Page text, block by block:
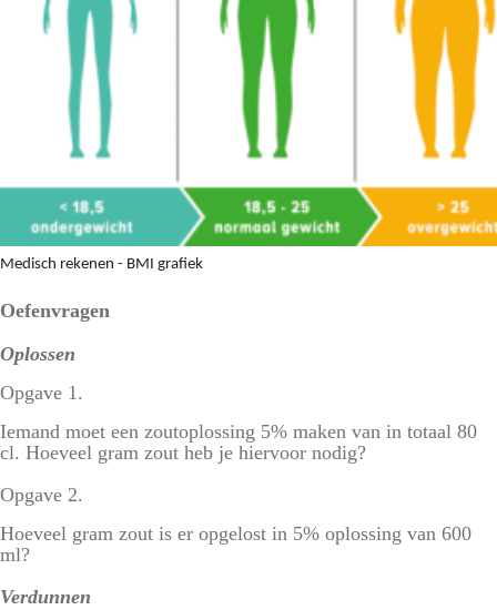
Medisch rekenen - BMI grafiek
Oefenvragen
Oplossen
Opgave 1.
Iemand moet een zoutoplossing 5% maken van in totaal 80
cl. Hoeveel gram zout heb je hiervoor nodig?
Opgave 2.
Hoeveel gram zout is er opgelost in 5% oplossing van 600
ml?
Verdunnen